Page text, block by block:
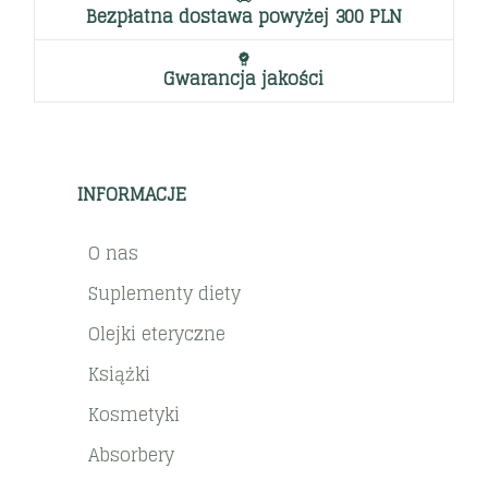
Bezpłatna dostawa powyżej 300 PLN
Gwarancja jakości
INFORMACJE
O nas
Suplementy diety
Olejki eteryczne
Książki
Kosmetyki
Absorbery